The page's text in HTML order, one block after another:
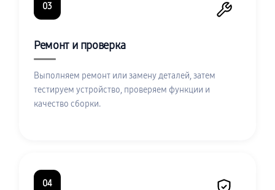
03
Ремонт и проверка
Выполняем ремонт или замену деталей, затем
тестируем устройство, проверяем функции и
качество сборки.
04